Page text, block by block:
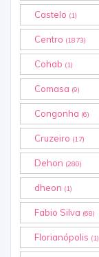
Castelo (1)
Centro (1873)
Cohab (1)
Comasa (9)
Congonha (6)
Cruzeiro (17)
Dehon (280)
dheon (1)
Fabio Silva (68)
Florianópolis (1)